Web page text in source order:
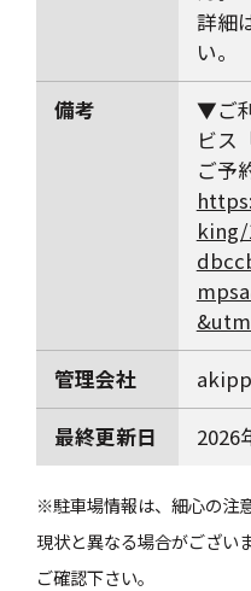
詳細
い。
備考
▼ご
ビス
ご予
king/
管理会社
最終更新日
2026
※駐車場情報は、細心の注
現状と異なる場合がござい
ご確認下さい。